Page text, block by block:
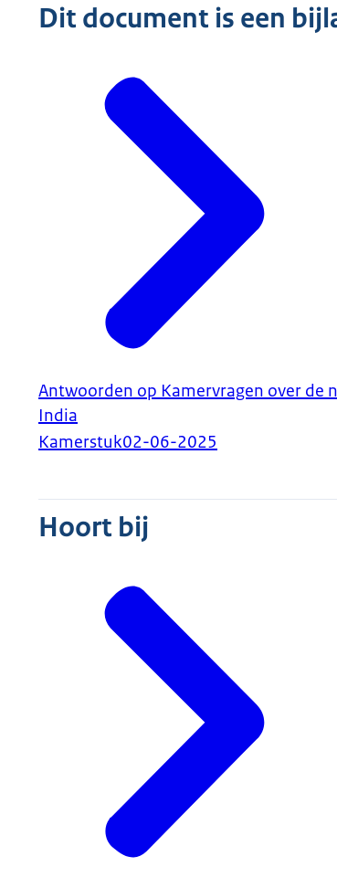
Dit document is een
Antwoorden op Kamervragen over de
India
Kamerstuk02-06-2025
Hoort bij